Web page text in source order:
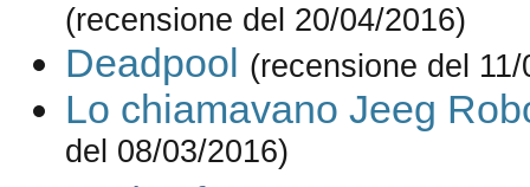
(recensione del 20/04/2016)
Deadpool (recensione del
Lo chiamavano Jeeg
del 08/03/2016)